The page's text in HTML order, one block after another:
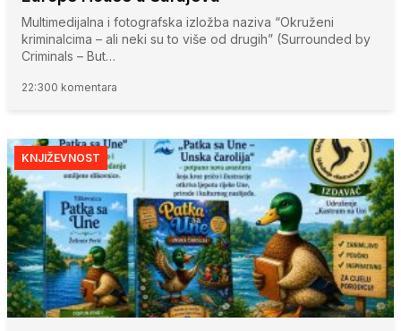
Multimedijalna i fotografska izložba naziva “Okruženi
kriminalcima – ali neki su to više od drugih” (Surrounded by
Criminals – But…
22:300 komentara
KNJIŽEVNOST